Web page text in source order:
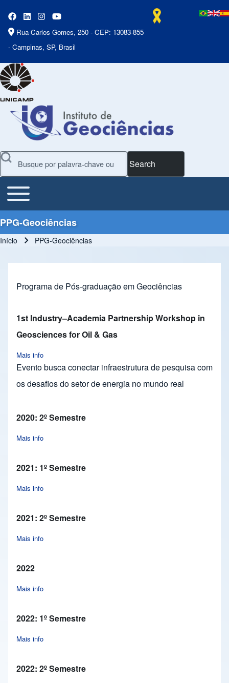
Rua Carlos Gomes, 250 - CEP: 13083-855
- Campinas, SP, Brasil
Search
Main Menu
Toggle main menu
PPG-Geociências
Início PPG-Geociências
Programa de Pós-graduação em Geociências
1st Industry–Academia Partnership Workshop in
Geosciences for Oil & Gas
Mais info
Evento busca conectar infraestrutura de pesquisa com
os desafios do setor de energia no mundo real
2020: 2º Semestre
Mais info
2021: 1º Semestre
Mais info
2021: 2º Semestre
Mais info
2022
Mais info
2022: 1º Semestre
Mais info
2022: 2º Semestre